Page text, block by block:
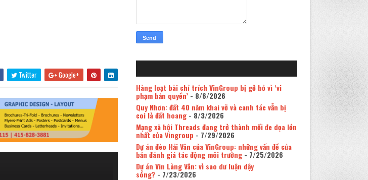
Twitter Google+
Hàng loạt bài chỉ trích VinGroup bị gỡ bỏ vì ‘vi
phạm bản quyền’- 8/6/2026
Quy Nhơn: đất 40 năm khai vỡ và canh tác vẫn bị
coi là đất hoang- 8/3/2026
Mạng xã hội Threads đang trở thành mối đe dọa lớn
nhất của Vingroup - 7/29/2026
Dự án đèo Hải Vân của VinGroup: những vấn đề của
bản đánh giá tác động môi trường- 7/25/2026
Dự án Vin Làng Vân: vì sao dư luận dậy
sóng?- 7/23/2026